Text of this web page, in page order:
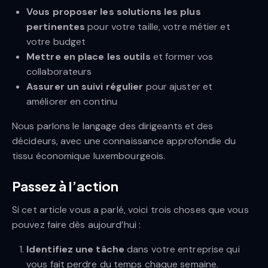
Vous proposer les solutions les plus
pertinentes pour votre taille, votre métier et
votre budget
Mettre en place les outils et former vos
collaborateurs
Assurer un suivi régulier pour ajuster et
améliorer en continu
Nous parlons le langage des dirigeants et des
décideurs, avec une connaissance approfondie du
tissu économique luxembourgeois.
Passez à l’action
Si cet article vous a parlé, voici trois choses que vous
pouvez faire dès aujourd’hui :
Identifiez une tâche dans votre entreprise qui
vous fait perdre du temps chaque semaine.